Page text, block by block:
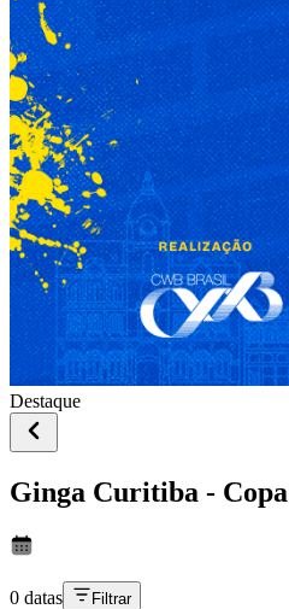
Destaque
Ginga Curitiba -
0 datas Filtrar